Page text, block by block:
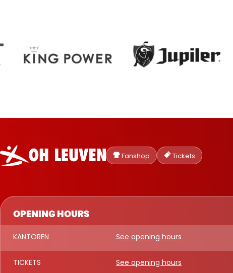
Oud-
Heverlee
Leuven
Fanshop Tickets
OPENING HOURS
KANTOREN See opening hours
TICKETS See opening hours